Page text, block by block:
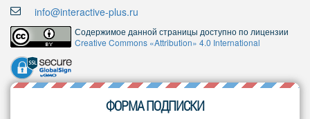
info@interactive-plus.ru
Содержимое данной страницы доступно по лицензии
Creative Commons «Attribution» 4.0 International
ФОРМА ПОДПИСКИ